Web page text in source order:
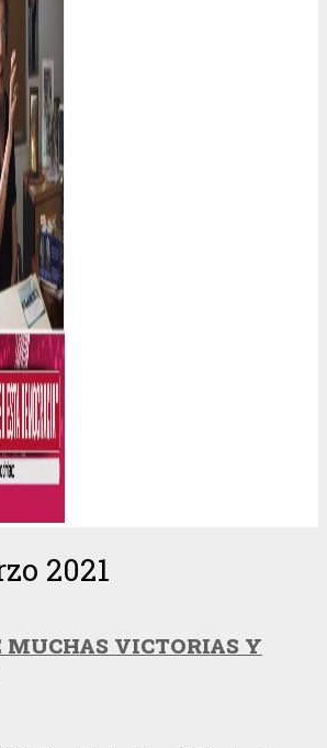
2021
MUCHAS VICTORIAS Y